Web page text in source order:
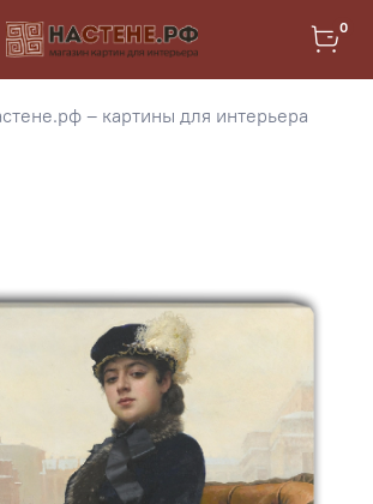
0
– картины для интерьера